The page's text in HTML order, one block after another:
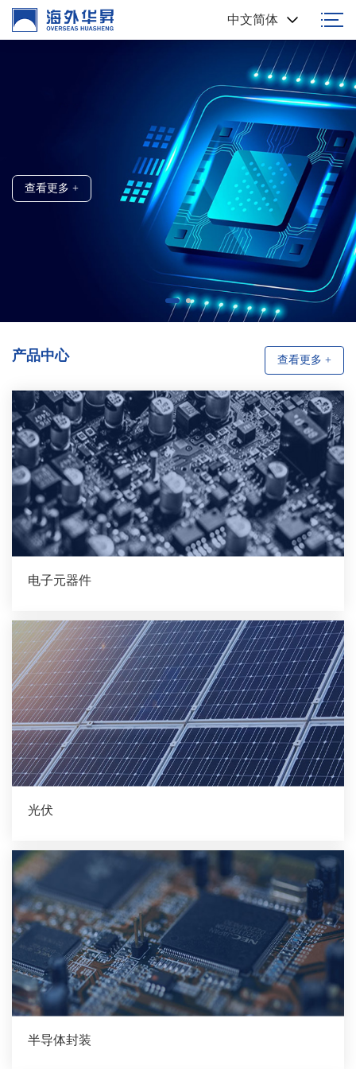
中文简体
查看更多 +
创新科技 / 精准制造
产品中心 查看更多 +
电子元器件
光伏
半导体封装